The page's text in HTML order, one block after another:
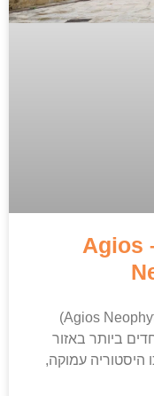
מנזר איוס נאופיטוס – Agios
מנזר איוס נאופיטוס (Agios Neophytos Monastery)
ביותר באזור
היסטוריה עמוקה,